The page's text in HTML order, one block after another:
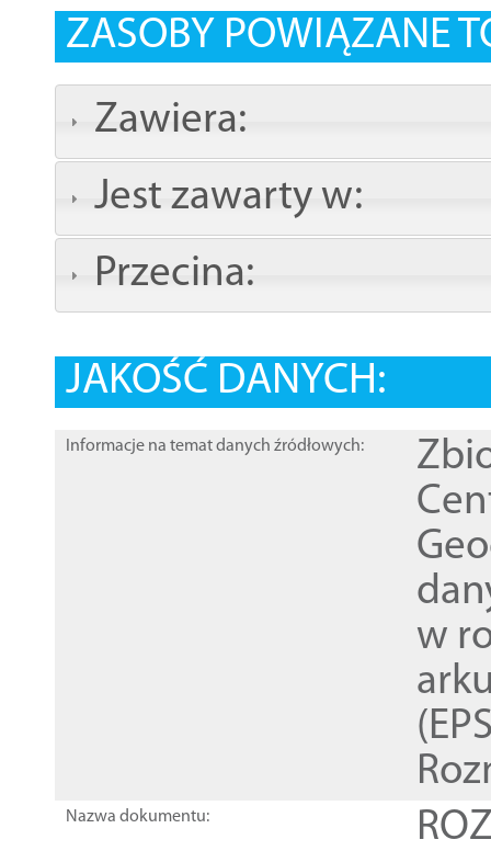
ZASOBY POWIĄZANE
Zawiera:
Jest zawarty w:
Przecina:
JAKOŚĆ DANYCH:
Informacje na temat danych źródłowych:
w
Nazwa dokumentu: